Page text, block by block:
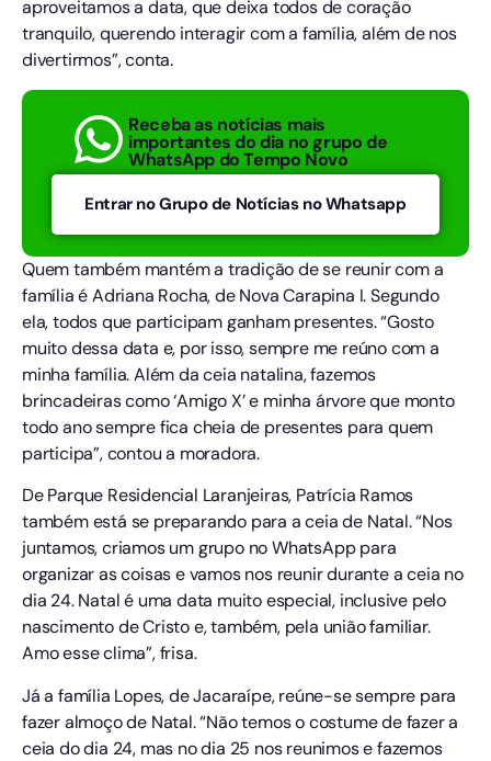
aproveitamos a data, que deixa todos de coração
tranquilo, querendo interagir com a família, além de nos
divertirmos”, conta.
Receba as notícias mais
importantes do dia no grupo de
WhatsApp do Tempo Novo
Entrar no Grupo de Notícias no Whatsapp
Quem também mantém a tradição de se reunir com a
família é Adriana Rocha, de Nova Carapina I. Segundo
ela, todos que participam ganham presentes. “Gosto
muito dessa data e, por isso, sempre me reúno com a
minha família. Além da ceia natalina, fazemos
brincadeiras como ‘Amigo X’ e minha árvore que monto
todo ano sempre fica cheia de presentes para quem
participa”, contou a moradora.
De Parque Residencial Laranjeiras, Patrícia Ramos
também está se preparando para a ceia de Natal. “Nos
juntamos, criamos um grupo no WhatsApp para
organizar as coisas e vamos nos reunir durante a ceia no
dia 24. Natal é uma data muito especial, inclusive pelo
nascimento de Cristo e, também, pela união familiar.
Amo esse clima”, frisa.
Já a família Lopes, de Jacaraípe, reúne-se sempre para
fazer almoço de Natal. “Não temos o costume de fazer a
ceia do dia 24, mas no dia 25 nos reunimos e fazemos